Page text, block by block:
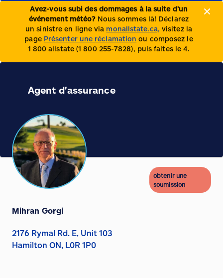
Avez-vous subi des dommages à la suite d’un
événement météo? Nous sommes là! Déclarez
un sinistre en ligne via monallstate.ca, visitez la
page Présenter une réclamation ou composez le
1 800 allstate (1 800 255-7828), puis faites le 4.
Agent d'assurance
obtenir une
soumission
Mihran Gorgi
2176 Rymal Rd. E, Unit 103
Hamilton ON, L0R 1P0